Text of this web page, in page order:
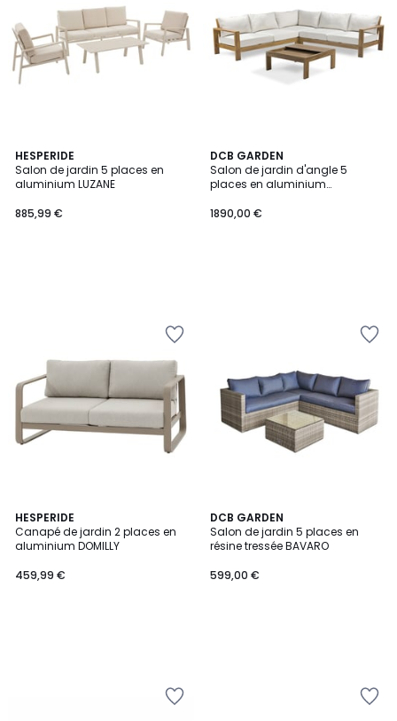
HESPERIDE
Salon de jardin 5 places en
aluminium LUZANE
885,99 €
DCB GARDEN
Salon de jardin d'angle 5
places en aluminium
1890,00 €
HESPERIDE
Canapé de jardin 2 places en
aluminium DOMILLY
459,99 €
DCB GARDEN
Salon de jardin 5 places en
résine tressée BAVARO
599,00 €